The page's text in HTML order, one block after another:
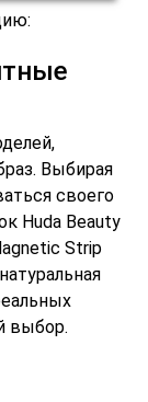
Выбирая
своего
Huda Beauty
Strip
выбор.